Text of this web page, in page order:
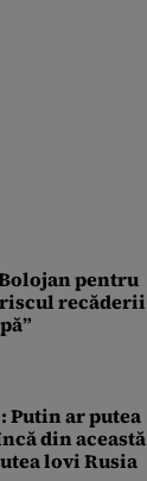
pentru
recăderii
ar putea
din această
lovi Rusia